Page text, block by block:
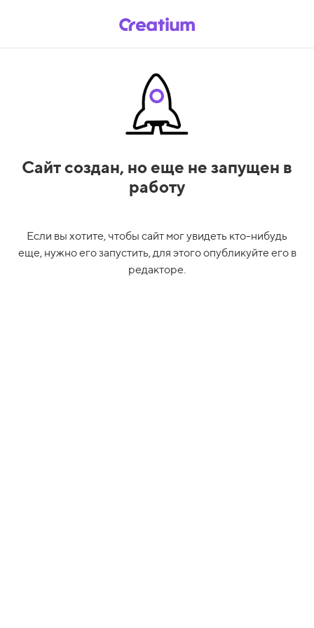
Сайт создан, но еще не запущен в
работу
Если вы хотите, чтобы сайт мог увидеть кто-нибудь
еще, нужно его запустить, для этого опубликуйте его в
редакторе.